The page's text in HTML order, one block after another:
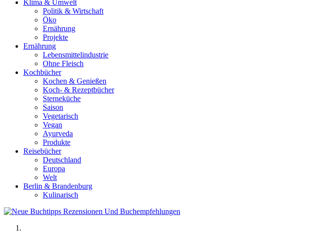
Klima & Umwelt
Politik & Wirtschaft
Öko
Ernährung
Projekte
Ernährung
Lebensmittelindustrie
Ohne Fleisch
Kochbücher
Kochen & Genießen
Koch- & Rezeptbücher
Sterneküche
Saison
Vegetarisch
Vegan
Ayurveda
Produkte
Reisebücher
Deutschland
Europa
Welt
Berlin & Brandenburg
Kulinarisch